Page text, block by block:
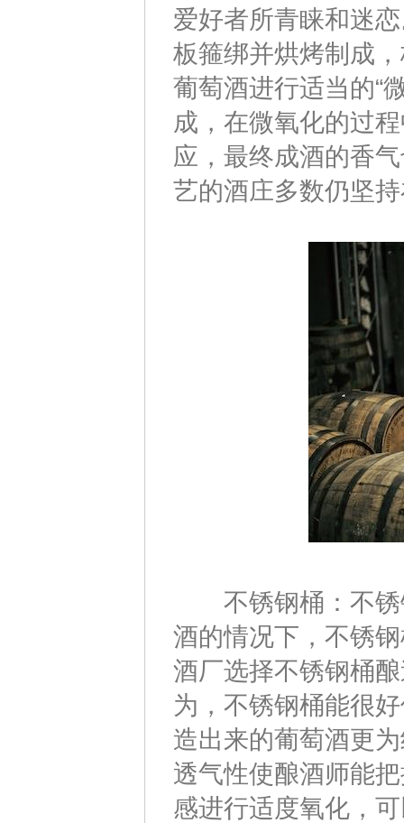
爱好者所青睐和迷
板箍绑并烘烤制成
葡萄酒进行适当的“
成，在微氧化的过
应，最终成酒的香
艺的酒庄多数仍坚
不锈钢桶：不锈
酒的情况下，不锈
酒厂选择不锈钢桶
为，不锈钢桶能很
造出来的葡萄酒更
透气性使酿酒师能
感进行适度氧化，